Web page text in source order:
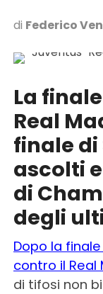
di Federico
La
Real
finale
ascolti
di
degli
Dopo la
contro il Real
di tifosi non